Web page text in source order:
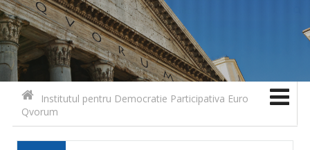
Contact Search for:
Skip to content
Institutul pentru Democratie Participativa Euro
Qvorum